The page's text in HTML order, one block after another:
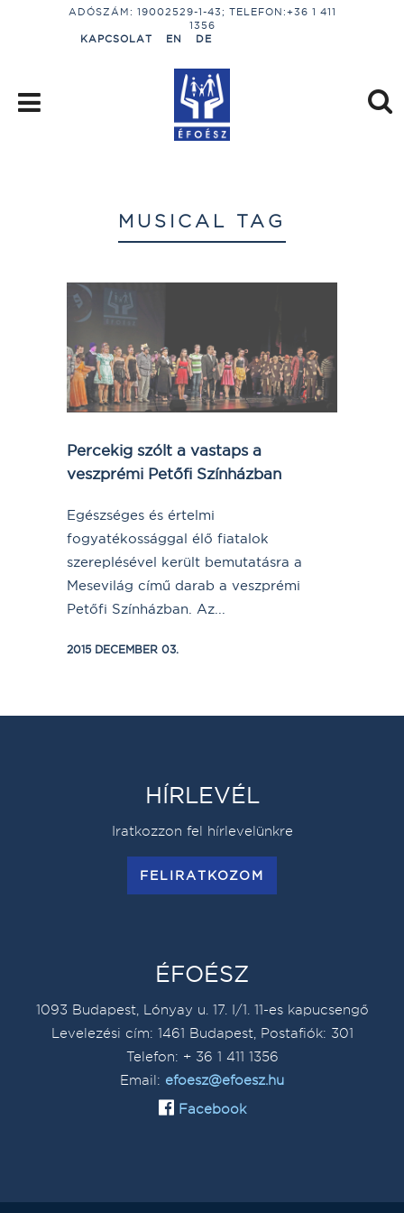
ADÓSZÁM: 19002529-1-43; TELEFON:+36 1 411
1356
KAPCSOLAT
EN DE
MUSICAL TAG
Percekig szólt a vastaps a
veszprémi Petőfi Színházban
Egészséges és értelmi
fogyatékossággal élő fiatalok
szereplésével került bemutatásra a
Mesevilág című darab a veszprémi
Petőfi Színházban. Az...
2015 DECEMBER 03.
HÍRLEVÉL
Iratkozzon fel hírlevelünkre
FELIRATKOZOM
ÉFOÉSZ
1093 Budapest, Lónyay u. 17. I/1. 11-es kapucsengő
Levelezési cím: 1461 Budapest, Postafiók: 301
Telefon: + 36 1 411 1356
Email: efoesz@efoesz.hu
Facebook